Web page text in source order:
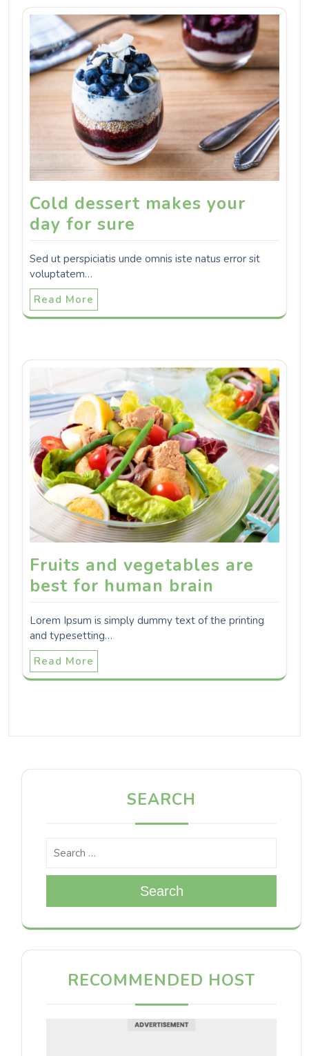
Cold dessert makes your
day for sure
Sed ut perspiciatis unde omnis iste natus error sit
voluptatem…
Read More
Fruits and vegetables are
best for human brain
Lorem Ipsum is simply dummy text of the printing
and typesetting…
Read More
SEARCH
Search
RECOMMENDED HOST